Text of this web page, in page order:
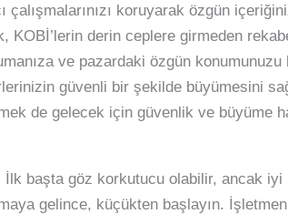
koruyarak özgün
KOBİ’lerin derin ceplere girmeden
ve pazardaki özgün konumunuzu
güvenli bir şekilde büyümesini
de gelecek için güvenlik ve büyüme
başta göz korkutucu olabilir, ancak iyi
gelince, küçükten başlayın.